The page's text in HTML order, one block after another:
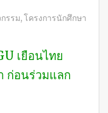
รรม,โครงการนักศึกษา
เยือนไทย
ก่อนร่วมแลก